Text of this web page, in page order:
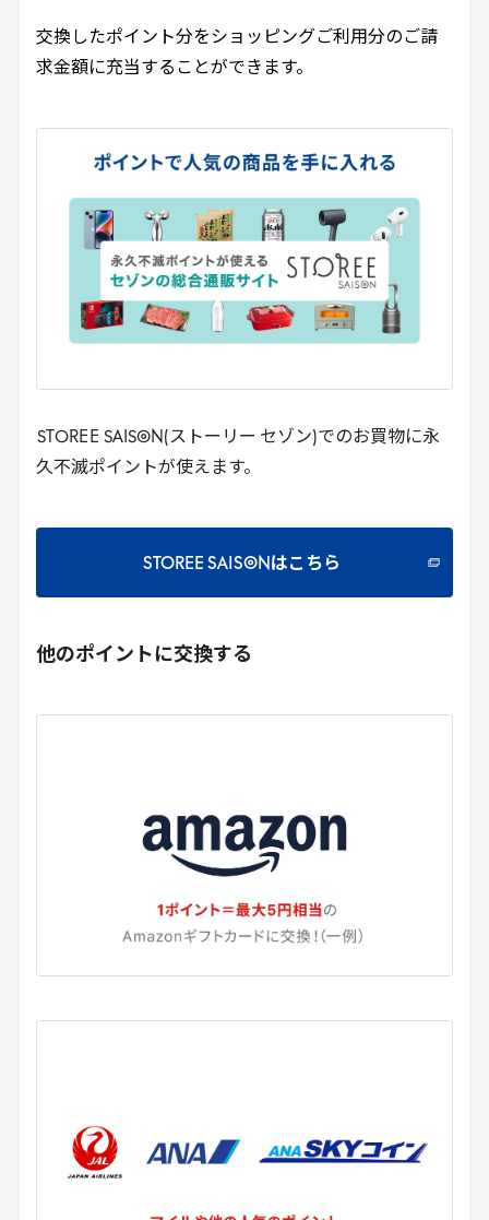
交換したポイント分をショッピングご利用分のご請
求金額に充当することができます。
STOREE SAISON(ストーリー セゾン)でのお買物に永
久不滅ポイントが使えます。
STOREE SAISONはこちら
他のポイントに交換する